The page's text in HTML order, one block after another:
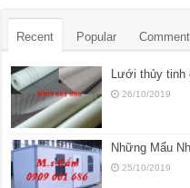
Recent Popular
Lưới thủy tinh
26/10/2019
Những Mẩu
25/10/2019